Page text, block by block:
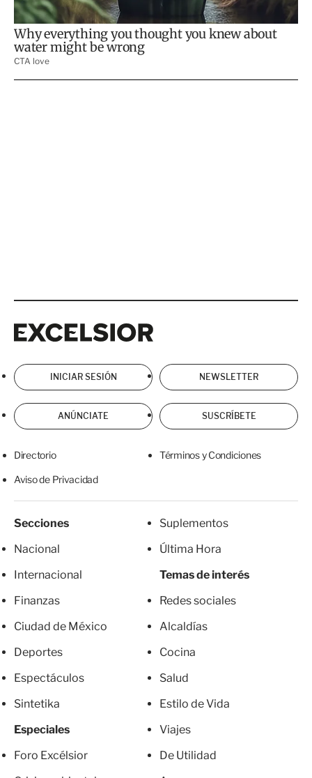
INICIAR SESIÓN NEWSLETTER
ANÚNCIATE SUSCRÍBETE
Directorio Términos y Condiciones
Aviso de Privacidad
Secciones
Nacional
Internacional
Finanzas
Ciudad de México
Deportes
Espectáculos
Sintetika
Especiales
Foro Excélsior
Suplementos
Última Hora
Temas de interés
Redes sociales
Alcaldías
Cocina
Salud
Estilo de Vida
Viajes
De Utilidad